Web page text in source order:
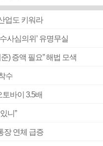
업도 키워라
사심의위’ 유명무실
) 증액 필요” 해법 모색
수
바이 3.5배
니”
장 연체 급증